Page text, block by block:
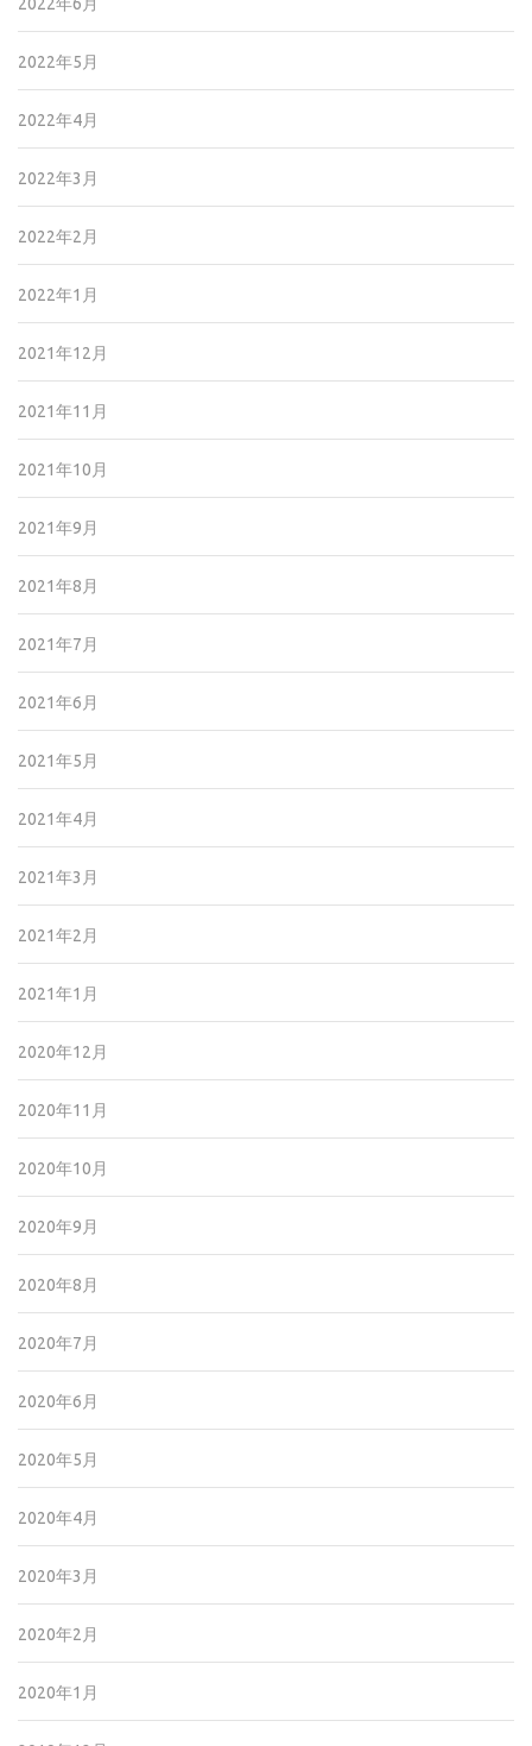
2022年6月
2022年5月
2022年4月
2022年3月
2022年2月
2022年1月
2021年12月
2021年11月
2021年10月
2021年9月
2021年8月
2021年7月
2021年6月
2021年5月
2021年4月
2021年3月
2021年2月
2021年1月
2020年12月
2020年11月
2020年10月
2020年9月
2020年8月
2020年7月
2020年6月
2020年5月
2020年4月
2020年3月
2020年2月
2020年1月